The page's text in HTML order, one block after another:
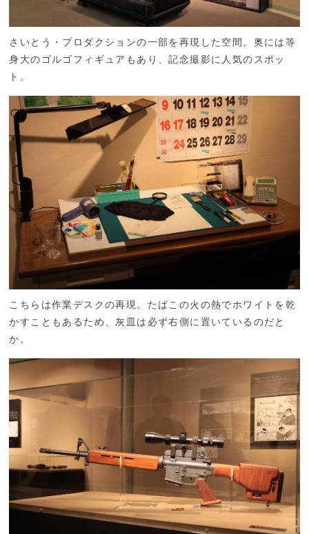
さいとう・プロダクションの一部を再現した空間。奥には等
身大のゴルゴフィギュアもあり、記念撮影に人気のスポッ
ト。
こちらは作業デスクの再現。たばこの火の熱でホワイトを乾
かすこともあるため、灰皿は必ず右側に置いているのだと
か。